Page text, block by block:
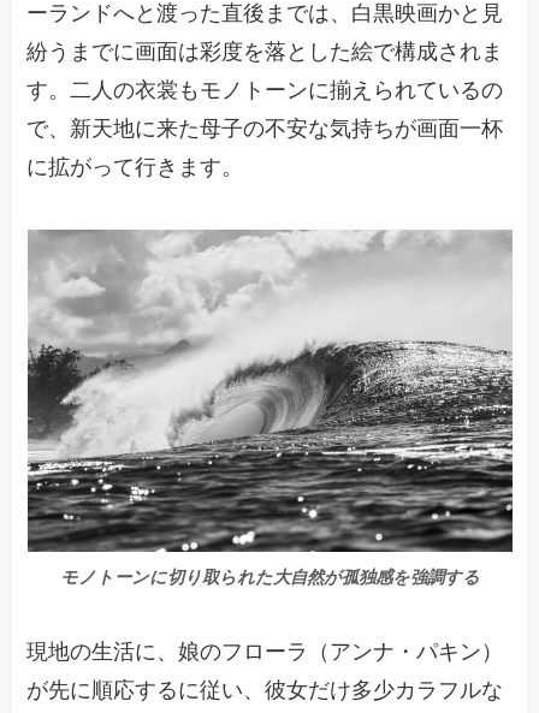
ーランドへと渡った直後までは、白黒映画かと見
紛うまでに画面は彩度を落とした絵で構成されま
す。二人の衣裳もモノトーンに揃えられているの
で、新天地に来た母子の不安な気持ちが画面一杯
に拡がって行きます。
モノトーンに切り取られた大自然が孤独感を強調する
現地の生活に、娘のフローラ（アンナ・パキン）
が先に順応するに従い、彼女だけ多少カラフルな